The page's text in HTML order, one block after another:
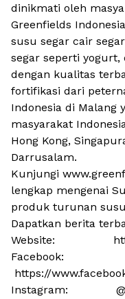
dinikmati oleh
Greenfields
susu segar cair
segar seperti yogurt,
dengan kualitas
fortifikasi dari
Indonesia di Malang
masyarakat
Hong Kong,
Darrusalam.
Kunjungi
lengkap mengenai
produk turunan
Dapatkan berita
Website:
Facebook:
https://
Instagram: